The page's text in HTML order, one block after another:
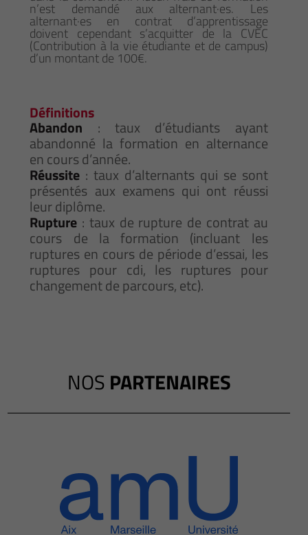
n’est demandé aux alternant·es. Les
alternant·es en contrat d’apprentissage
doivent cependant s’acquitter de la CVEC
(Contribution à la vie étudiante et de campus)
d’un montant de 100€.
Définitions
Abandon : taux d’étudiants ayant
abandonné la formation en alternance
en cours d’année.
Réussite : taux d’alternants qui se sont
présentés aux examens qui ont réussi
leur diplôme.
Rupture : taux de rupture de contrat au
cours de la formation (incluant les
ruptures en cours de période d’essai, les
ruptures pour cdi, les ruptures pour
changement de parcours, etc).
NOS PARTENAIRES